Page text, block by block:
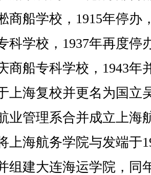
商船学校， 1915年停办
科学校， 1937年再度停
商船专科学校， 1943年
上海复校并更名为国立
业管理系合并成立上海
上海航务学院与发端于
组建大连海运学院，同